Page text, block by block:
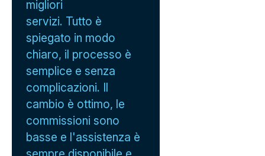
migliori
servizi. Tutto è
spiegato in modo
chiaro, il processo è
semplice e senza
complicazioni. Il
cambio è ottimo, le
commissioni sono
basse e l'assistenza è